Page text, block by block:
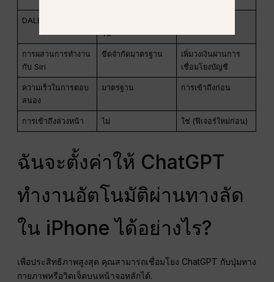
DALL-E 3 (รูปภาพ)
วัน
การผสานการทำงาน
กับ Siri
ขีดจำกัดมาตรฐาน
เพิ่มวงเงินผ่านการ
เชื่อมโยงบัญชี
ความเร็วในการตอบ
สนอง
มาตรฐาน การเข้าถึงก่อน
การเข้าถึงล่วงหน้า ไม่ ใช่ (ฟีเจอร์ใหม่ก่อน)
ฉันจะตั้งค่าให้ ChatGPT
ทำงานอัตโนมัติผ่านทางลัด
ใน iPhone ได้อย่างไร?
เพื่อประสิทธิภาพสูงสุด คุณสามารถเชื่อมโยง ChatGPT กับปุ่มทาง
กายภาพหรือวิดเจ็ตบนหน้าจอหลักได้.